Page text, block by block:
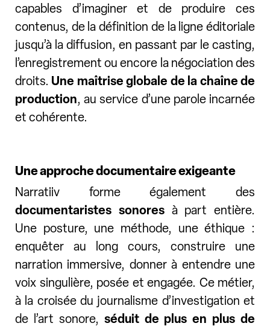
capables d’imaginer et de produire ces
contenus, de la définition de la ligne éditoriale
jusqu’à la diffusion, en passant par le casting,
l’enregistrement ou encore la négociation des
droits. Une maîtrise globale de la chaîne de
production, au service d’une parole incarnée
et cohérente.
Une approche documentaire exigeante
Narratiiv forme également des
documentaristes sonoresà part entière.
Une posture, une méthode, une éthique :
enquêter au long cours, construire une
narration immersive, donner à entendre une
voix singulière, posée et engagée. Ce métier,
à la croisée du journalisme d’investigation et
de l’art sonore, séduit de plus en plus de